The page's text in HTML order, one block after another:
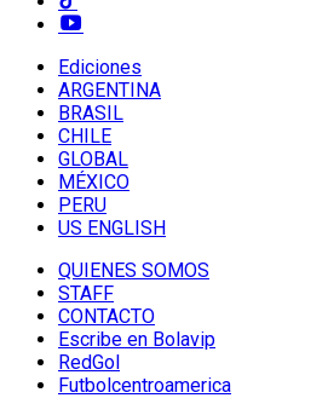
Ediciones
ARGENTINA
BRASIL
CHILE
GLOBAL
MÉXICO
PERU
US ENGLISH
QUIENES SOMOS
STAFF
CONTACTO
Escribe en Bolavip
RedGol
Futbolcentroamerica